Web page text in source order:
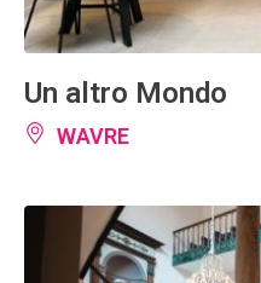
Un altro Mondo
WAVRE